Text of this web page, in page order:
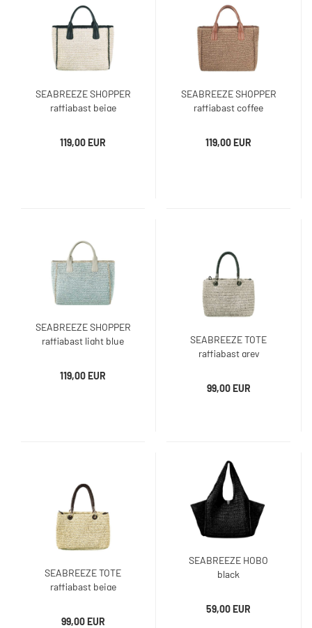
SEABREEZE SHOPPER
raffiabast beige
119,00 EUR
SEABREEZE SHOPPER
raffiabast coffee
119,00 EUR
SEABREEZE SHOPPER
raffiabast light blue
119,00 EUR
SEABREEZE TOTE
raffiabast grey
99,00 EUR
SEABREEZE TOTE
raffiabast beige
99,00 EUR
SEABREEZE HOBO
black
59,00 EUR